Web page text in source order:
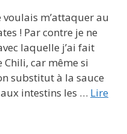
m’attaquer au
! Par contre je ne
laquelle j’ai fait
Chili, car même si
substitut à la sauce
intestins les … Lire